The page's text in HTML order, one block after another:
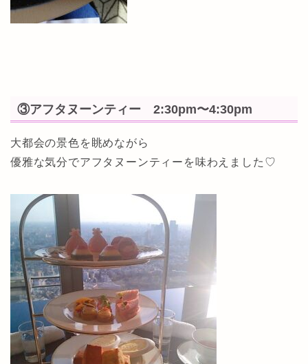
③アフタヌーンティー 2:30pm〜4:30pm
大都会の景色を眺めながら
優雅な気分でアフタヌーンティーを味わえました♡